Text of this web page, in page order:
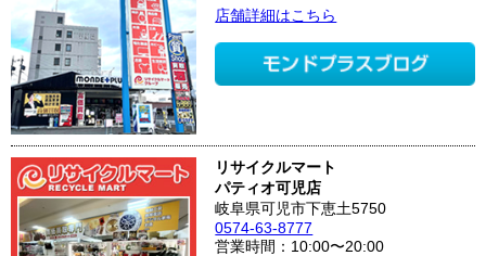
店舗詳細はこちら
リサイクルマート
パティオ可児店
岐阜県可児市下恵土5750
0574-63-8777
営業時間：10:00〜20:00